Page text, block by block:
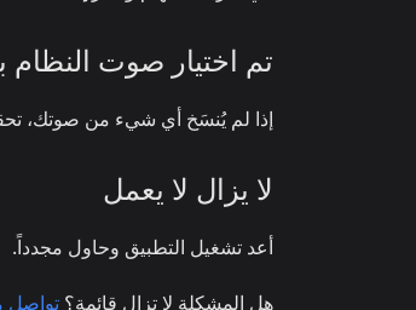
تم اختيار صوت النظام
إذا لم يُنسَخ أي شيء من صوتك،
لا يزال لا يعمل
أعد تشغيل التطبيق وحاول مجدداً.
هل المشكلة لا تزال قائمة؟ تواصل